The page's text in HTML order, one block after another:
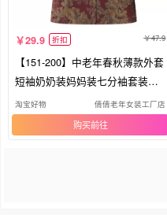
29.9 折扣 47.9
【151-200】中老年春秋薄款外套
短袖奶奶装妈妈装七分袖套装夏
装
淘宝好物 倩倩老年女装工厂店
购买